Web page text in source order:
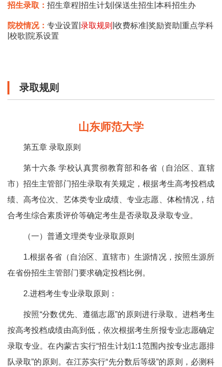
招生录取： 招生章程 招生计划 保送生招生 本科招生办
院校情况： 专业设置 录取规则 收费标准 奖励资助 重点学科
校歌 院系设置
录取规则
山东师范大学
第五章 录取原则
第十六条 学校认真贯彻教育部和各省（自治区、直辖
市）招生主管部门招生录取有关规定，根据考生高考投档成
绩、高考位次、艺体类专业成绩、专业志愿、体检情况，结
合考生综合素质评价等确定考生是否录取及录取专业。
（一）普通文理类专业录取原则
1.根据各省（自治区、直辖市）生源情况，按照生源所
在省份招生主管部门要求确定投档比例。
2.进档考生专业录取原则：
按照“分数优先、遵循志愿”的原则进行录取。进档考生
按高考投档成绩由高到低，依次根据考生所报专业志愿确定
录取专业。在内蒙古实行“招生计划1:1范围内按专业志愿排
队录取”的原则。在江苏实行“先分数后等级”的原则，必测科